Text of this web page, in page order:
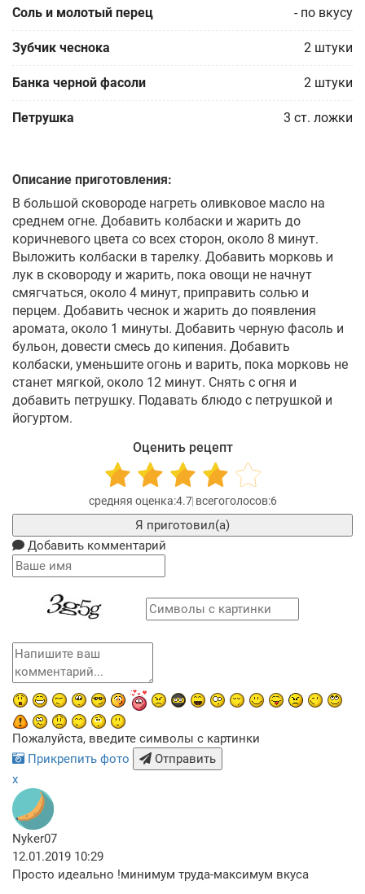
Соль и молотый перец - по вкусу
Зубчик чеснока 2 штуки
Банка черной фасоли 2 штуки
Петрушка 3 ст. ложки
Описание приготовления:
В большой сковороде нагреть оливковое масло на
среднем огне. Добавить колбаски и жарить до
коричневого цвета со всех сторон, около 8 минут.
Выложить колбаски в тарелку. Добавить морковь и
лук в сковороду и жарить, пока овощи не начнут
смягчаться, около 4 минут, приправить солью и
перцем. Добавить чеснок и жарить до появления
аромата, около 1 минуты. Добавить черную фасоль и
бульон, довести смесь до кипения. Добавить
колбаски, уменьшите огонь и варить, пока морковь не
станет мягкой, около 12 минут. Снять с огня и
добавить петрушку. Подавать блюдо с петрушкой и
йогуртом.
Оценить рецепт
4.7 6
Я приготовил(а)
Добавить комментарий
Пожалуйста, введите символы с картинки
Прикрепить фото
Отправить
x
Nyker07
12.01.2019 10:29
Просто идеально !минимум труда-максимум вкуса